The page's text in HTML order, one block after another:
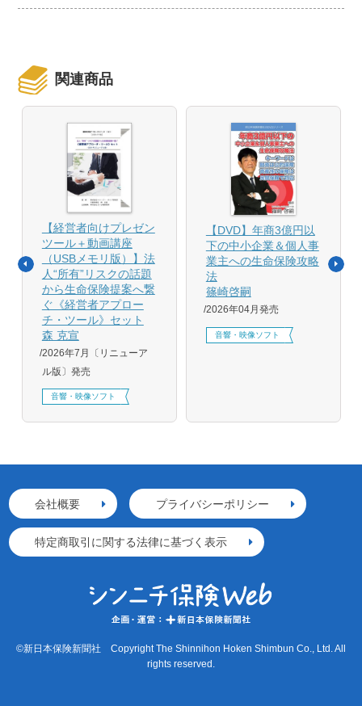
関連商品
【経営者向けプレゼン
ツール＋動画講座
（USBメモリ版）】法
人“所有”リスクの話題
から生命保険提案へ繋
ぐ《経営者アプロー
チ・ツール》セット
森 克宣
2026年7月〔リニューア
ル版〕発売
音響・映像ソフト
【DVD】年商3億円以
下の中小企業＆個人事
業主への生命保険攻略
法
篠崎啓嗣
2026年04月発売
音響・映像ソフト
会社概要 プライバシーポリシー
特定商取引に関する法律に基づく表示
©新日本保険新聞社 Copyright The Shinnihon Hoken Shimbun Co., Ltd. All
rights reserved.